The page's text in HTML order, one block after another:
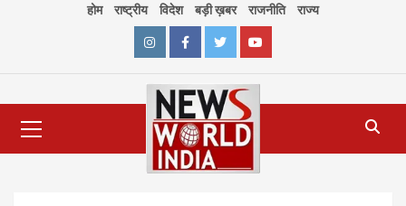
होम राष्ट्रीय विदेश बड़ी ख़बर राजनीति राज्य
InstagramFacebookTwitterYoutube
Menu